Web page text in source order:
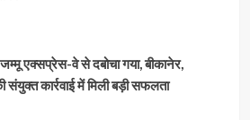
एक्सप्रेस-वे से दबोचा गया, बीकानेर,
कार्रवाई में मिली बड़ी सफलता